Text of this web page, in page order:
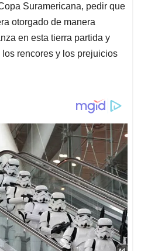
Suramericana, pedir que
otorgado de manera
en esta tierra partida y
rencores y los prejuicios